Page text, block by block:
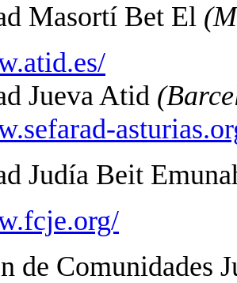
Masortí Bet El
Jueva Atid
Judía Beit
de Comunidades